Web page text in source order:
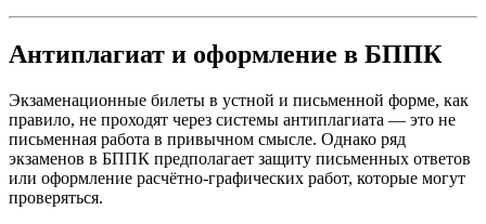
Антиплагиат и оформление в БППК
Экзаменационные билеты в устной и письменной форме, как
правило, не проходят через системы антиплагиата — это не
письменная работа в привычном смысле. Однако ряд
экзаменов в БППК предполагает защиту письменных ответов
или оформление расчётно-графических работ, которые могут
проверяться.